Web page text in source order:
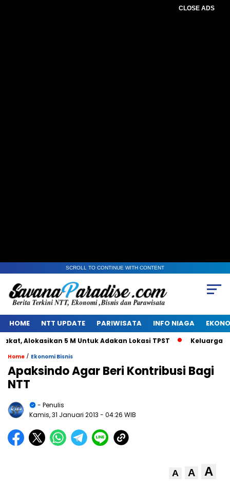
CLOSE ADS
SCROLL TO CONTINUE WITH CONTENT
HOME NTT UPDATE PARIWISATA INFO NIAGA
Alokasikan 5 M Untuk Adakan Lokasi TPST Keluarga Alm
Home / Ekonomi Bisnis
Apaksindo Agar Beri Kontribusi Bagi
NTT
- Penulis
Kamis, 31 Januari 2013 - 04:26 WIB
A A A